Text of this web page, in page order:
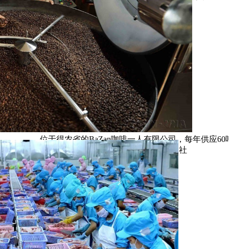
价。
位于得农省的BaZan咖啡一人有限公司，每年供应
并出口至意大利及欧洲市场。图自越通社